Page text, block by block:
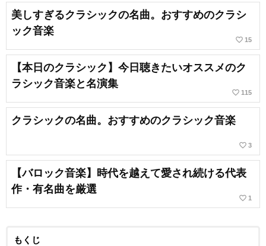
美しすぎるクラシックの名曲。おすすめのクラシ
ック音楽
favorite_border 15
【本日のクラシック】今日聴きたいオススメのク
ラシック音楽と名演集
favorite_border 115
クラシックの名曲。おすすめのクラシック音楽
favorite_border 3
【バロック音楽】時代を越えて愛され続ける代表
作・有名曲を厳選
favorite_border 1
もくじ